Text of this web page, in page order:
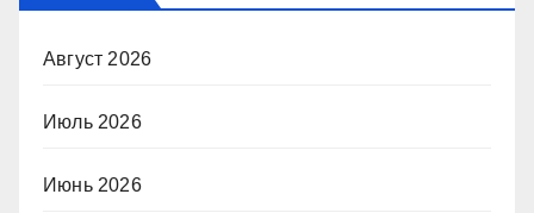
Август 2026
Июль 2026
Июнь 2026